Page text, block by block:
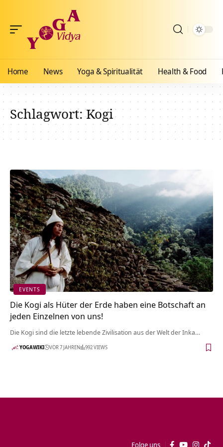
Home News Yoga & Spiritualität Health & Food
Schlagwort:Kogi
EVENTS
Die Kogi als Hüter der Erde haben eine Botschaft an
jeden Einzelnen von uns!
Die Kogi sind die letzte lebende Zivilisation aus der Welt der Inka…
YOGAWIKI VOR 7 JAHREN 992 VIEWS
Folge uns